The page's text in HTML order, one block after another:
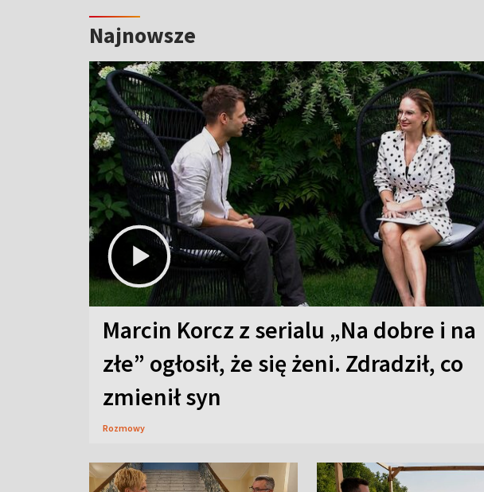
Najnowsze
Marcin Korcz z serialu „Na dobre i na
złe” ogłosił, że się żeni. Zdradził, co
zmienił syn
Rozmowy